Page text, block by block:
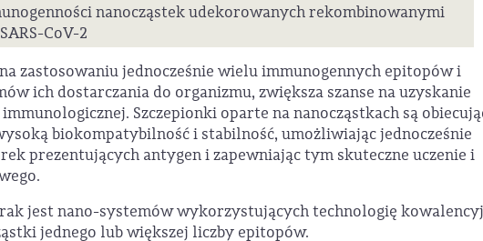
nanocząstek udekorowanych rekombinowanymi
CoV-2
zastosowaniu jednocześnie wielu immunogennych epitopów i
ich dostarczania do organizmu, zwiększa szanse na uzyskanie
Szczepionki oparte na nanocząstkach są
biokompatybilność i stabilność, umożliwiając jednocześnie
prezentujących antygen i zapewniając tym skuteczne uczenie i
jest nano-systemów wykorzystujących technologię
jednego lub większej liczby epitopów.